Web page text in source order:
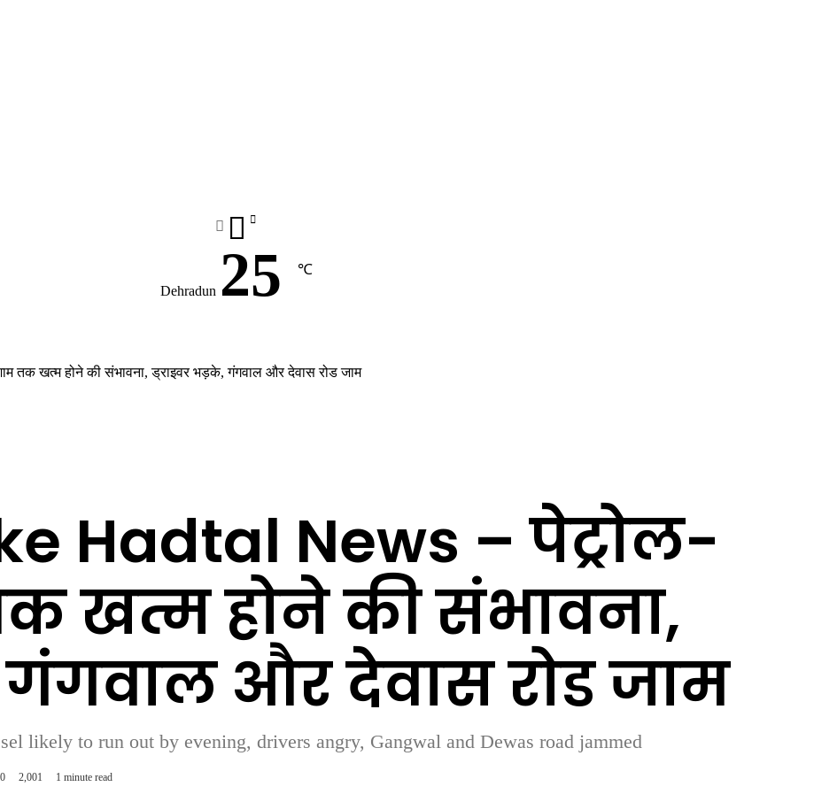
Dehradun 25 ℃
तक खत्म होने की संभावना, ड्राइवर भड़के, गंगवाल और देवास रोड जाम
Hadtal News – पेट्रोल-
खत्म होने की संभावना,
गंगवाल और देवास रोड जाम
likely to run out by evening, drivers angry, Gangwal and Dewas road jammed
0 2,001 1 minute read